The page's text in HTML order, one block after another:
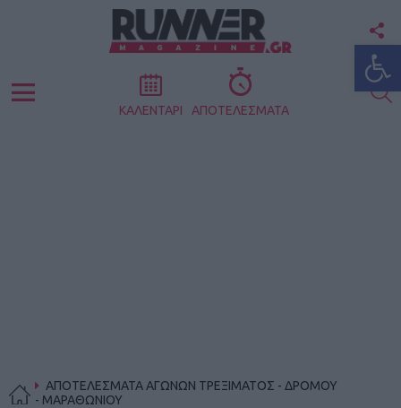
Menu ΚΑΛΕΝΤΑΡΙ ΑΠΟΤΕΛΕΣΜΑΤΑ
ΑΠΟΤΕΛΕΣΜΑΤΑ ΑΓΩΝΩΝ ΤΡΕΞΙΜΑΤΟΣ - ΔΡΟΜΟΥ
- ΜΑΡΑΘΩΝΙΟΥ